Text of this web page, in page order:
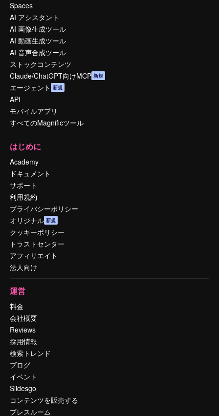
Spaces
AI アシスタント
AI 画像生成ツール
AI 動画生成ツール
AI 音声合成ツール
ストックコンテンツ
Claude/ChatGPT向けMCP 新規
エージェント 新規
API
モバイルアプリ
すべてのMagnificツール
はじめに
Academy
ドキュメント
サポート
利用規約
プライバシーポリシー
オリジナル 新規
クッキーポリシー
トラストセンター
アフィリエイト
法人向け
運営
料金
会社概要
Reviews
採用情報
検索トレンド
ブログ
イベント
Slidesgo
コンテンツを販売する
プレスルーム